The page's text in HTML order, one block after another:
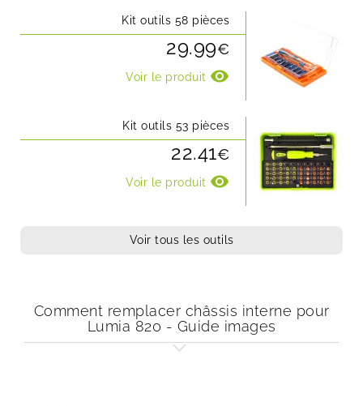
Kit outils 58 pièces
29.99€
Voir le produit visibility
Kit outils 53 pièces
22.41€
Voir le produit visibility
Voir tous les outils
Comment remplacer châssis interne pour
Lumia 820 - Guide images